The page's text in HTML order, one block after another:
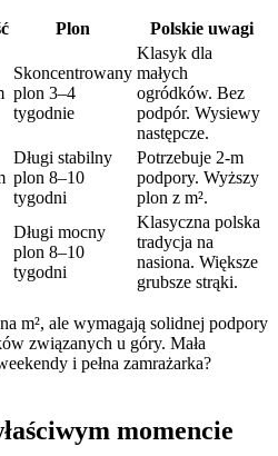
Plon Polskie uwagi
Skoncentrowany
plon 3–4
tygodnie
Klasyk dla
małych
ogródków. Bez
podpór. Wysiewy
następcze.
Długi stabilny
plon 8–10
tygodni
Potrzebuje 2-m
podpory. Wyższy
plon z m².
Długi mocny
plon 8–10
tygodni
Klasyczna polska
tradycja na
nasiona. Większe
grubsze strąki.
m², ale wymagają solidnej podpory
związanych u góry. Mała
i pełna zamrażarka?
momencie